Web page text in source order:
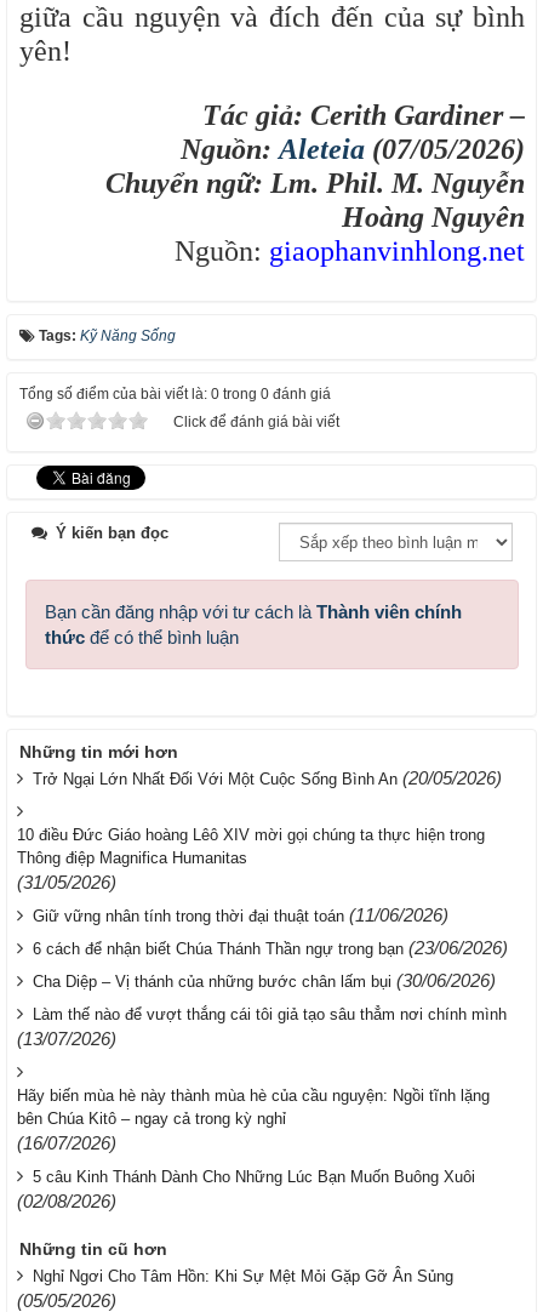
giữa cầu nguyện và đích đến của sự bình
yên!
Tác giả: Cerith Gardiner –
Nguồn: Aleteia (07/05/2026)
Chuyển ngữ: Lm. Phil. M. Nguyễn
Hoàng Nguyên
Nguồn: giaophanvinhlong.net
Tags: Kỹ Năng Sống
Tổng số điểm của bài viết là: 0 trong 0 đánh giá
Click để đánh giá bài viết
Ý kiến bạn đọc
Bạn cần đăng nhập với tư cách là Thành viên chính
thức để có thể bình luận
Những tin mới hơn
Trở Ngại Lớn Nhất Đối Với Một Cuộc Sống Bình An (20/05/2026)
10 điều Đức Giáo hoàng Lêô XIV mời gọi chúng ta thực hiện trong
Thông điệp Magnifica Humanitas
(31/05/2026)
Giữ vững nhân tính trong thời đại thuật toán (11/06/2026)
6 cách để nhận biết Chúa Thánh Thần ngự trong bạn (23/06/2026)
Cha Diệp – Vị thánh của những bước chân lấm bụi (30/06/2026)
Làm thế nào để vượt thắng cái tôi giả tạo sâu thẳm nơi chính mình
(13/07/2026)
Hãy biến mùa hè này thành mùa hè của cầu nguyện: Ngồi tĩnh lặng
bên Chúa Kitô – ngay cả trong kỳ nghỉ
(16/07/2026)
5 câu Kinh Thánh Dành Cho Những Lúc Bạn Muốn Buông Xuôi
(02/08/2026)
Những tin cũ hơn
Nghỉ Ngơi Cho Tâm Hồn: Khi Sự Mệt Mỏi Gặp Gỡ Ân Sủng
(05/05/2026)